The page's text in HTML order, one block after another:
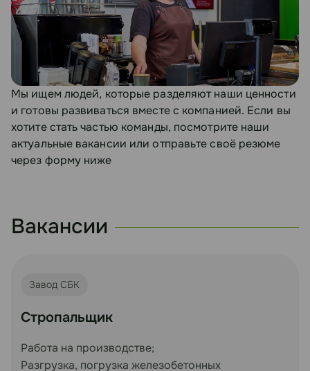
Мы ищем людей, которые разделяют наши ценности
и готовы развиваться вместе с компанией. Если вы
хотите стать частью команды, посмотрите наши
актуальные вакансии или отправьте своё резюме
через форму ниже
Вакансии
Завод СБК
Стропальщик
Работа на производстве;
Разгрузка, погрузка железобетонных